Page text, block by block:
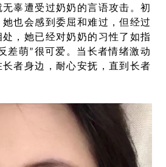
辜遭受过奶奶的言语攻击。初
也会感到委屈和难过，但经过
，她已经对奶奶的习性了如指
差萌”很可爱。当长者情绪激动
者身边，耐心安抚，直到长者